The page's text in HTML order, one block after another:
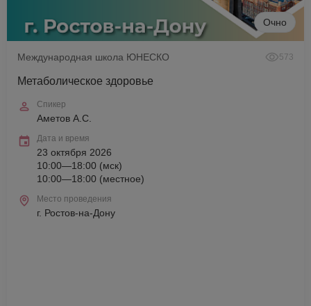
Очно
Международная школа ЮНЕСКО 573
Метаболическое здоровье
Спикер
Аметов А.С.
Дата и время
23 октября 2026
10:00—18:00 (мск)
10:00—18:00 (местное)
Место проведения
г. Ростов-на-Дону